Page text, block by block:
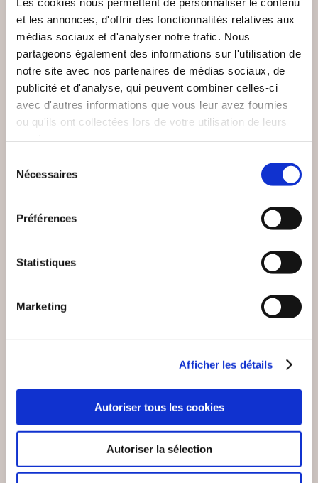
et les annonces, d'offrir des fonctionnalités relatives aux
médias sociaux et d'analyser notre trafic. Nous
partageons également des informations sur l'utilisation de
notre site avec nos partenaires de médias sociaux, de
publicité et d'analyse, qui peuvent combiner celles-ci
avec d'autres informations que vous leur avez fournies
ou qu'ils ont collectées lors de votre utilisation de leurs
Nécessaires
Préférences
Statistiques
Marketing
Afficher les détails
Autoriser tous les cookies
Autoriser la sélection
NEW
(0 avis)
JOCASTE 2.0